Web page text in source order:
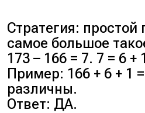
Стратегия:
самое большое
173 – 166 = 7. 7 = 6 +
Пример: 166 + 6 + 1
различны.
Ответ: ДА.